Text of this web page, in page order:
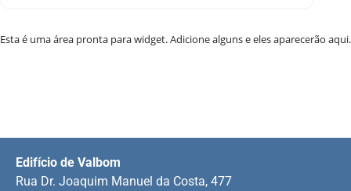
Esta é uma área pronta para widget. Adicione alguns e eles aparecerão aqui.
Edifício de Valbom
Rua Dr. Joaquim Manuel da Costa, 477